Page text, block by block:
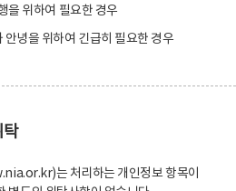
을 위하여 필요한 경우
안녕을 위하여 긴급히 필요한 경우
탁
는 처리하는 개인정보 항목이